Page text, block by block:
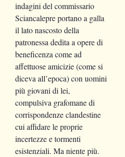
indagini del commissario
Sciancalepre portano a galla
il lato nascosto della
patronessa dedita a opere di
beneficenza come ad
affettuose amicizie (come si
diceva all’epoca) con uomini
più giovani di lei,
compulsiva grafomane di
corrispondenze clandestine
cui affidare le proprie
incertezze e tormenti
esistenziali. Ma niente più.